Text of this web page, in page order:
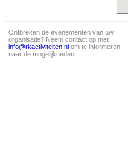
Ontbreken de evenementen van uw
organisatie? Neem contact op met
info@rkactiviteiten.nl om te informeren
naar de mogelijkheden!